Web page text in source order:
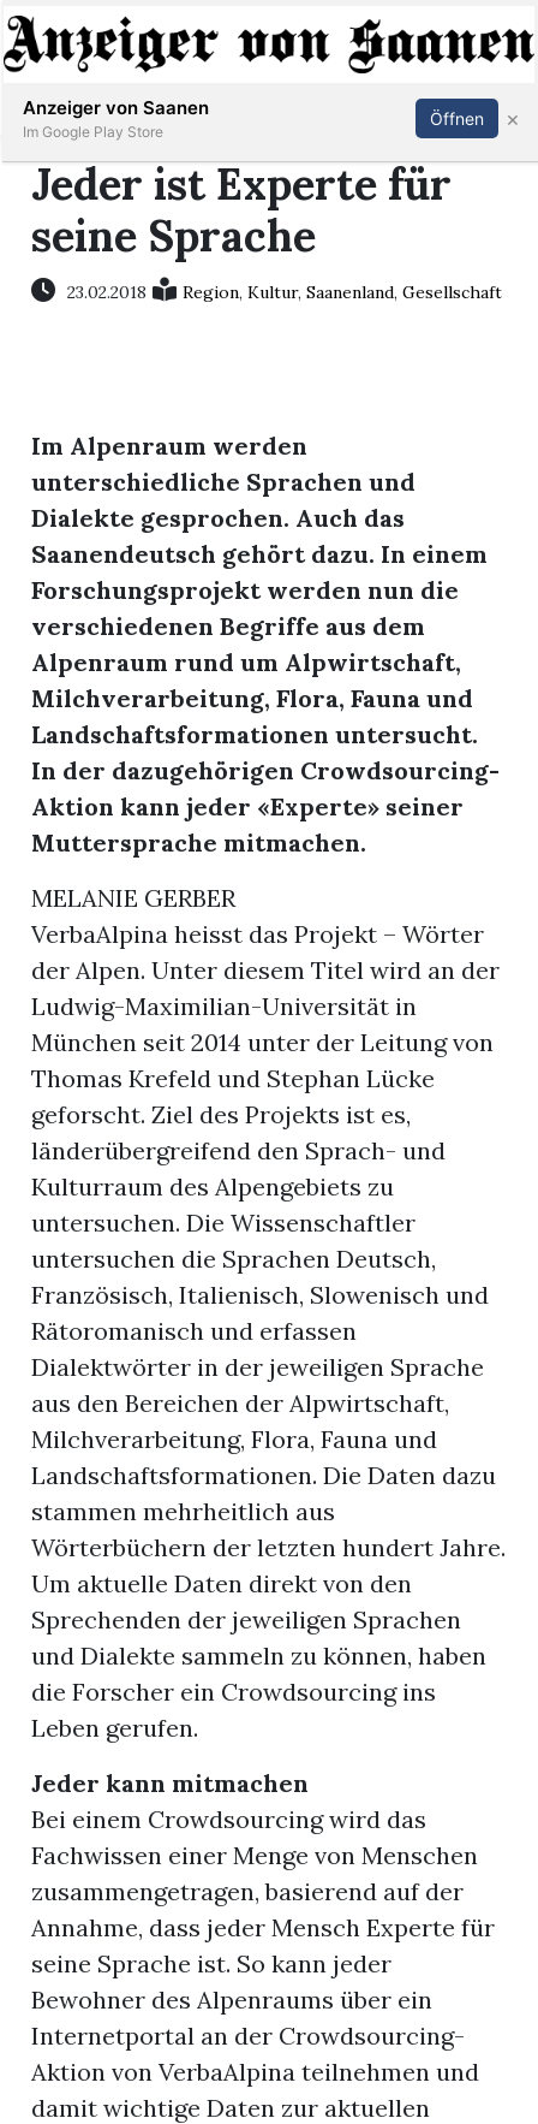
Abonnieren Anmelden
Jeder ist Experte für
seine Sprache
23.02.2018 Region,Kultur,Saanenland,Gesellschaft
Im Alpenraum werden
unterschiedliche Sprachen und
Dialekte gesprochen. Auch das
Saanendeutsch gehört dazu. In einem
Forschungsprojekt werden nun die
verschiedenen Begriffe aus dem
Alpenraum rund um Alpwirtschaft,
Milchverarbeitung, Flora, Fauna und
Landschaftsformationen untersucht.
In der dazugehörigen Crowdsourcing-
Aktion kann jeder «Experte» seiner
Muttersprache mitmachen.
MELANIE GERBER
VerbaAlpina heisst das Projekt – Wörter
der Alpen. Unter diesem Titel wird an der
Ludwig-Maximilian-Universität in
München seit 2014 unter der Leitung von
Thomas Krefeld und Stephan Lücke
geforscht. Ziel des Projekts ist es,
länderübergreifend den Sprach- und
Kulturraum des Alpengebiets zu
untersuchen. Die Wissenschaftler
untersuchen die Sprachen Deutsch,
Französisch, Italienisch, Slowenisch und
Rätoromanisch und erfassen
Dialektwörter in der jeweiligen Sprache
aus den Bereichen der Alpwirtschaft,
Milchverarbeitung, Flora, Fauna und
Landschaftsformationen. Die Daten dazu
stammen mehrheitlich aus
Wörterbüchern der letzten hundert Jahre.
Um aktuelle Daten direkt von den
Sprechenden der jeweiligen Sprachen
und Dialekte sammeln zu können, haben
die Forscher ein Crowdsourcing ins
Leben gerufen.
Jeder kann mitmachen
Bei einem Crowdsourcing wird das
Fachwissen einer Menge von Menschen
zusammengetragen, basierend auf der
Annahme, dass jeder Mensch Experte für
seine Sprache ist. So kann jeder
Bewohner des Alpenraums über ein
Internetportal an der Crowdsourcing-
Aktion von VerbaAlpina teilnehmen und
damit wichtige Daten zur aktuellen
Anzeiger von Saanen
Im Google Play Store
Öffnen ×